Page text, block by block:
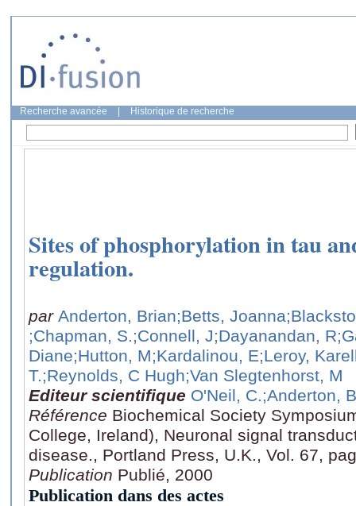
Recherche avancée Historique de recherche
Sites of phosphorylation in tau
regulation.
par Anderton, Brian;Betts, Joanna
;Chapman, S.;Connell, J;Dayanandan, R
Diane;Hutton, M;Kardalinou, E;Leroy,
T.;Reynolds, C Hugh;Van Slegtenhorst, M
Editeur scientifique O'Neil, C.;Anderton,
Référence Biochemical Society
College, Ireland), Neuronal signal
disease., Portland Press, U.K., Vol. 67,
Publication Publié, 2000
Publication dans des actes